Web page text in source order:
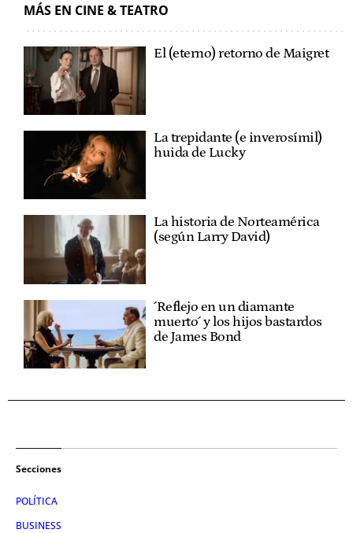
MÁS EN CINE & TEATRO
El (eterno) retorno de Maigret
La trepidante (e inverosímil)
huida de Lucky
La historia de Norteamérica
(según Larry David)
´Reflejo en un diamante
muerto´ y los hijos bastardos
de James Bond
Secciones
POLÍTICA
BUSINESS